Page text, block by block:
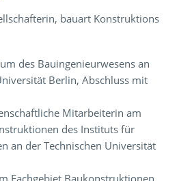
bauart Konstruktions
des Bauingenieurwesens an
Berlin, Abschluss mit
Mitarbeiterin am
des Instituts für
an der Technischen Universität
Fachgebiet Baukonstruktionen